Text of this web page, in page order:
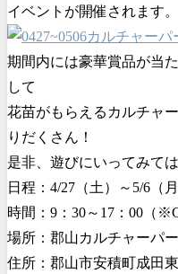
イベントが開催されます。
期間内には豪華賞品が当
して
花苗がもらえるカルチャ
りだくさん！
是非、遊びにいってみて
日程：4/27（土）～5/6（月
時間：9：30～17：00（
場所：郡山カルチャーパ
住所：郡山市安積町成田